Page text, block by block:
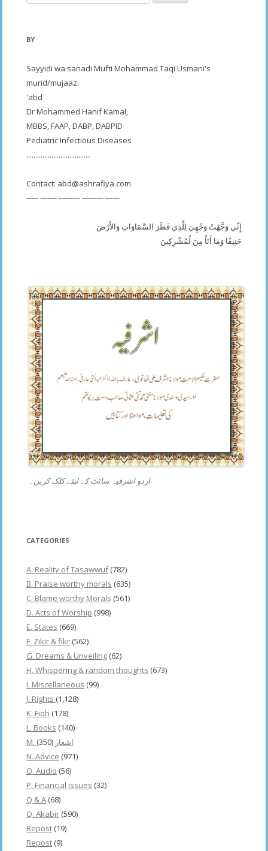
for:
BY
Sayyidi wa sanadi Mufti Mohammad Taqi Usmani's
murid/mujaaz:
'abd
Dr Mohammed Hanif Kamal,
MBBS, FAAP, DABP, DABPID
Pediatric Infectious Diseases
....................................
Contact: abd@ashrafiya.com
----- ------- --------- --------- ------
إِنِّي وَجَّهْتُ وَجْهِيَ لِلَّذِي فَطَرَ السَّمَاوَاتِ وَالأَرْضَ
حَنِيفًا وَمَا أَنَاْ مِنَ لْمُشْرِكِينَ
اردو اشرفیہ سائٹ کے لیئے کلک کریں۔
CATEGORIES
A. Reality of Tasawwuf(782)
B. Praise worthy morals (635)
C. Blame worthy Morals (561)
D. Acts of Worship (998)
E. States (669)
F. Zikir & fikr (562)
G. Dreams & Unveiling (62)
H. Whispering & random thoughts (673)
I. Miscellaneous (99)
J. Rights (1,128)
K. Fiqh (178)
L. Books (140)
M. اشعار (350)
N. Advice (971)
O. Audio (56)
P. Financial issues (32)
Q & A (68)
Q. Akabir (590)
Repost (19)
Repost (9)